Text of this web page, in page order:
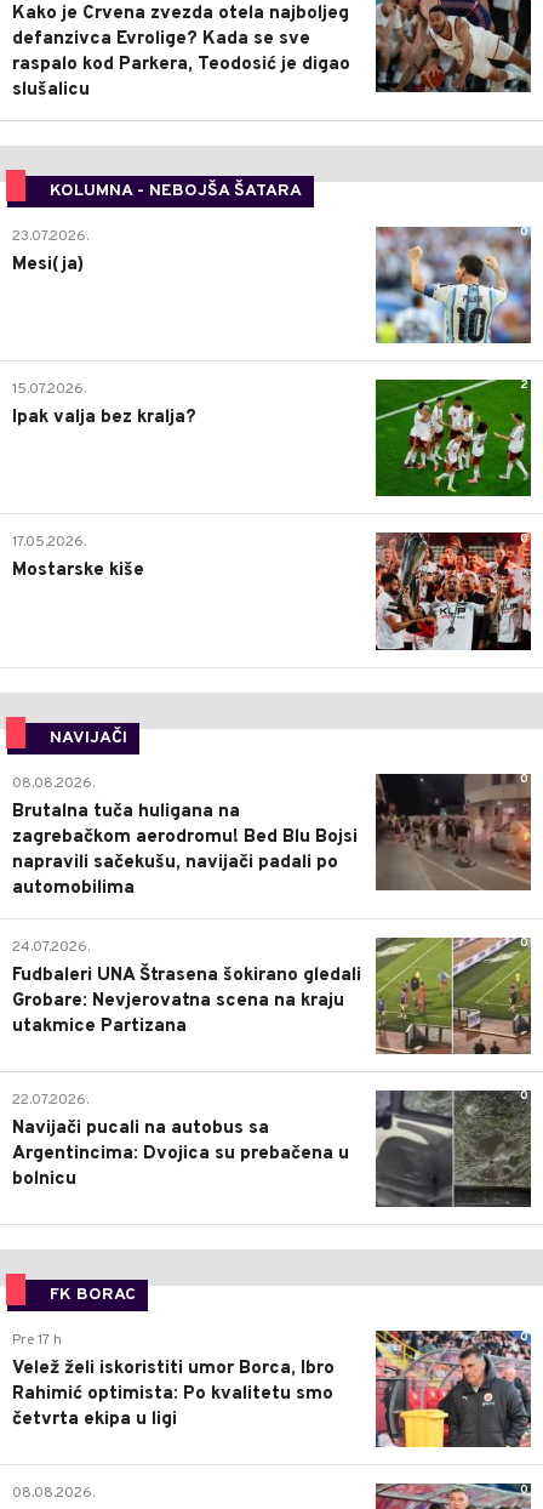
Kako je Crvena zvezda otela najboljeg
defanzivca Evrolige? Kada se sve
raspalo kod Parkera, Teodosić je digao
slušalicu
KOLUMNA - NEBOJŠA ŠATARA
0
23.07.2026.
Mesi(ja)
2
15.07.2026.
Ipak valja bez kralja?
0
17.05.2026.
Mostarske kiše
NAVIJAČI
0
08.08.2026.
Brutalna tuča huligana na
zagrebačkom aerodromu! Bed Blu Bojsi
napravili sačekušu, navijači padali po
automobilima
0
24.07.2026.
Fudbaleri UNA Štrasena šokirano gledali
Grobare: Nevjerovatna scena na kraju
utakmice Partizana
0
22.07.2026.
Navijači pucali na autobus sa
Argentincima: Dvojica su prebačena u
bolnicu
FK BORAC
0
Pre 17 h
Velež želi iskoristiti umor Borca, Ibro
Rahimić optimista: Po kvalitetu smo
četvrta ekipa u ligi
0
08.08.2026.